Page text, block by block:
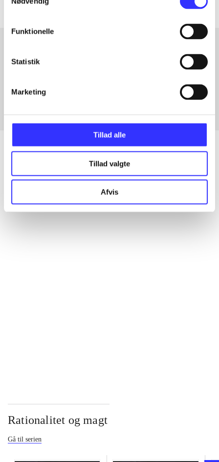
Funktionelle
Statistik
Marketing
Tillad alle
Tillad valgte
Afvis
Artikler med samme emner
Artikler
Alle registrerede artikler fordelt på udgivelser
Rationalitet og magt
Gå til serien